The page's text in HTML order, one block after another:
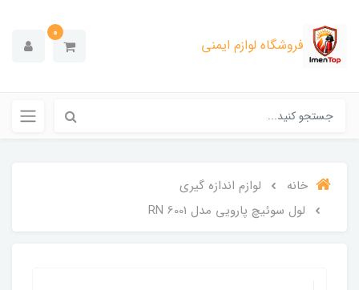
فروشگاه لوازم ایمنی
0
خانه
لوازم اندازه گیری
لول سوئیچ پارویی مدل RN 6001